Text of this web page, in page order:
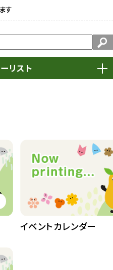
す
リスト
117
510
407
イベントカレンダー